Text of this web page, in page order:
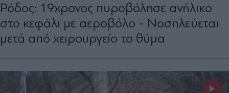
Ρόδος: 19χρονος πυροβόλησε ανήλικο
στο κεφάλι με αεροβόλο - Νοσηλεύεται
μετά από χειρουργείο το θύμα